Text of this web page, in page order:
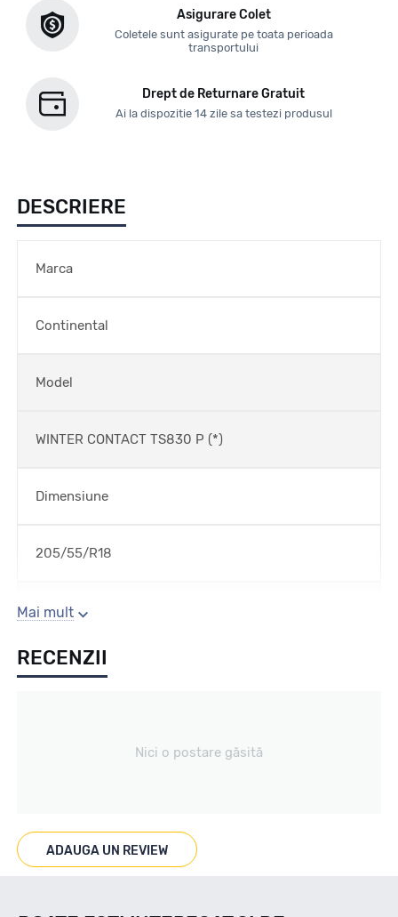
Asigurare Colet
Coletele sunt asigurate pe toata perioada
transportului
Drept de Returnare Gratuit
Ai la dispozitie 14 zile sa testezi produsul
DESCRIERE
Marca
Continental
Model
WINTER CONTACT TS830 P (*)
Dimensiune
205/55/R18
Sezon
IARNA
Marcat M+S
Mai mult
RECENZII
Nici o postare găsită
ADAUGA UN REVIEW